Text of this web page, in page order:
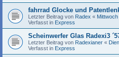
fahrrad Glocke und
Letzter Beitrag von Radex «
Verfasst in Express
Scheinwerfer Glas Radexi3
Letzter Beitrag von Radexianer «
Verfasst in Express